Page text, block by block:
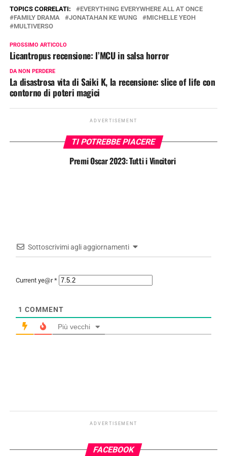
TOPICS CORRELATI:
EVERYTHING EVERYWHERE ALL AT ONCE
FAMILY DRAMA
JONATAHAN KE WUNG
MICHELLE YEOH
MULTIVERSO
PROSSIMO ARTICOLO
Licantropus recensione: l’MCU in salsa horror
DA NON PERDERE
La disastrosa vita di Saiki K, la recensione: slice of life con
contorno di poteri magici
ADVERTISEMENT
TI POTREBBE PIACERE
Premi Oscar 2023: Tutti i Vincitori
Sottoscrivimi agli aggiornamenti
Current ye@r*
1 COMMENT
Più vecchi
ADVERTISEMENT
FACEBOOK